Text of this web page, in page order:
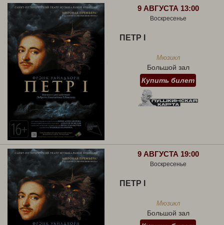
9 АВГУСТА 13:00
Воскресенье
ПЕТР I
Мюзикл
Большой зал
Купить билет
9 АВГУСТА 19:00
Воскресенье
ПЕТР I
Мюзикл
Большой зал